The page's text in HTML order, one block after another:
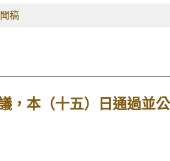
稿
，本（十五）日通過並